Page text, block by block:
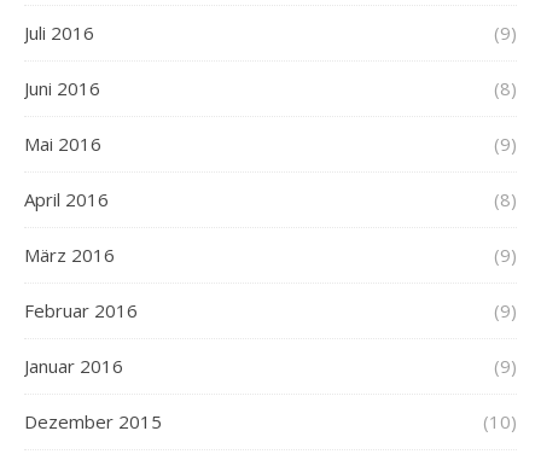
Juli 2016 (9)
Juni 2016 (8)
Mai 2016 (9)
April 2016 (8)
März 2016 (9)
Februar 2016 (9)
Januar 2016 (9)
Dezember 2015 (10)